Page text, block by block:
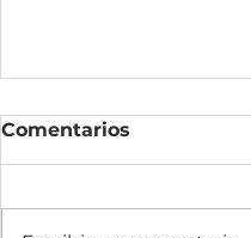
Comentarios